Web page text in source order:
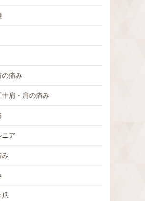
の痛み
十肩・肩の痛み
ニア
み